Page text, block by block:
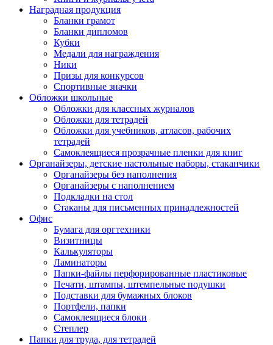
Наградная продукция
Бланки грамот
Бланки дипломов
Кубки
Медали для награждения
Ники
Призы для конкурсов
Спортивные значки
Обложки школьные
Обложки для классных журналов
Обложки для тетрадей
Обложки для учебников, атласов, рабочих
тетрадей
Самоклеящиеся прозрачные пленки для книг
Органайзеры, детские настольные наборы, стаканчики
Органайзеры без наполнения
Органайзеры с наполнением
Подкладки на стол
Стаканы для письменных принадлежностей
Офис
Бумага для оргтехники
Визитницы
Калькуляторы
Ламинаторы
Папки-файлы перфорированные пластиковые
Печати, штампы, штемпельные подушки
Подставки для бумажных блоков
Портфели, папки
Самоклеящиеся блоки
Степлер
Папки для труда, для тетрадей